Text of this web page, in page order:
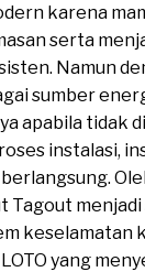
karena
serta
Namun
sumber
apabila tidak
instalasi,
Tagout menjadi
keselamatan
yang